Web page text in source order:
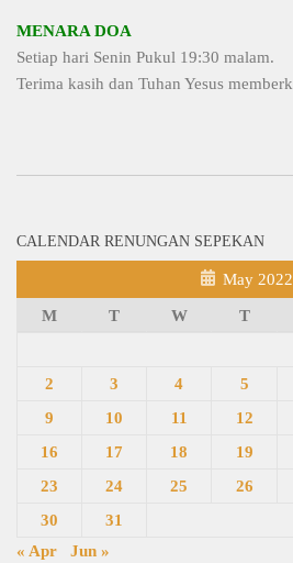
MENARA DOA
Setiap hari Senin Pukul 19:30 malam.
Terima kasih dan Tuhan Yesus
CALENDAR RENUNGAN SEPEKAN
May 2022
M T W T
2
3 4 5
9
10 11 12
16
17 18 19
23
24 25 26
30
31
« Apr
Jun »